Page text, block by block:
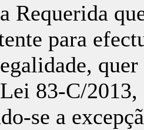
Requerida
para
83-C/
se a